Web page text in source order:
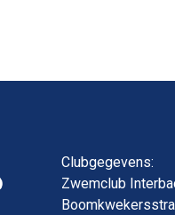
Clubgegevens:
Zwemclub